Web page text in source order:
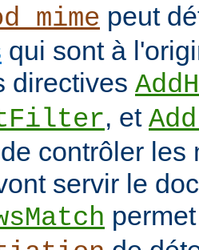
peut
qui sont à
directives
, et
contrôler les
servir le